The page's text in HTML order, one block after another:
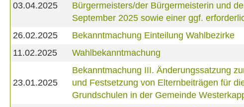
03.04.2025
Bürgermeisters/der Bürgermeisterin und
September 2025 sowie einer ggf.
26.02.2025
Bekanntmachung Einteilung Wahlbezirke
11.02.2025
Wahlbekanntmachung
23.01.2025
Bekanntmachung III. Änderungssatzung
und Festsetzung von Elternbeiträgen für
Grundschulen in der Gemeinde